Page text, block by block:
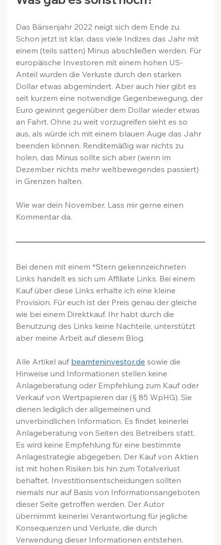
Das Bärsenjahr 2022 neigt sich dem Ende zu.
Schon jetzt ist klar, dass viele Indizes das Jahr mit
einem (teils satten) Minus abschließen werden. Für
europäische Investoren mit einem hohen US-
Anteil wurden die Verluste durch den starken
Dollar etwas abgemindert. Aber auch hier gibt es
seit kurzem eine notwendige Gegenbewegung, der
Euro gewinnt gegenüber dem Dollar wieder etwas
an Fahrt. Ohne zu weit vorzugreifen sieht es so
aus, als würde ich mit einem blauen Auge das Jahr
beenden können. Renditemäßig war nichts zu
holen, das Minus sollte sich aber (wenn im
Dezember nichts mehr weltbewegendes passiert)
in Grenzen halten.
Wie war dein November. Lass mir gerne einen
Kommentar da.
Bei denen mit einem *Stern gekennzeichneten
Links handelt es sich um Affiliate Links. Bei einem
Kauf über diese Links erhalte ich eine kleine
Provision. Für euch ist der Preis genau der gleiche
wie bei einem Direktkauf. Ihr habt durch die
Benutzung des Links keine Nachteile, unterstützt
aber meine Arbeit auf diesem Blog.
Alle Artikel auf beamteninvestor.de sowie die
Hinweise und Informationen stellen keine
Anlageberatung oder Empfehlung zum Kauf oder
Verkauf von Wertpapieren dar (§ 85 WpHG). Sie
dienen lediglich der allgemeinen und
unverbindlichen Information. Es findet keinerlei
Anlageberatung von Seiten des Betreibers statt.
Es wird keine Empfehlung für eine bestimmte
Anlagestrategie abgegeben. Der Kauf von Aktien
ist mit hohen Risiken bis hin zum Totalverlust
behaftet. Investitionsentscheidungen sollten
niemals nur auf Basis von Informationsangeboten
dieser Seite getroffen werden. Der Autor
übernimmt keinerlei Verantwortung für jegliche
Konsequenzen und Verluste, die durch
Verwendung dieser Informationen entstehen.